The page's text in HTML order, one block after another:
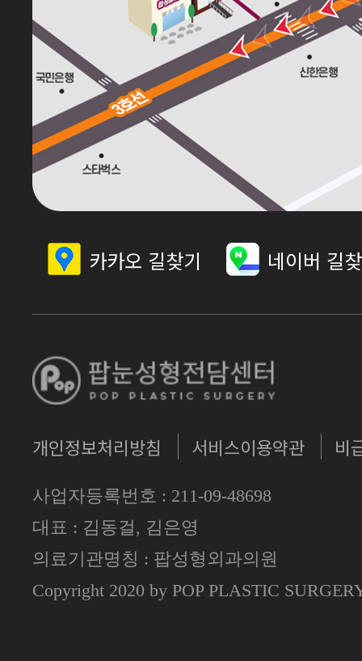
카카오 길찾기 네이버 길
개인정보처리방침 서비스이용약관 비
사업자등록번호 : 211-09-48698
대표 : 김동걸, 김은영
의료기관명칭 : 팝성형외과의원
Copyright 2020 by POP PLASTIC